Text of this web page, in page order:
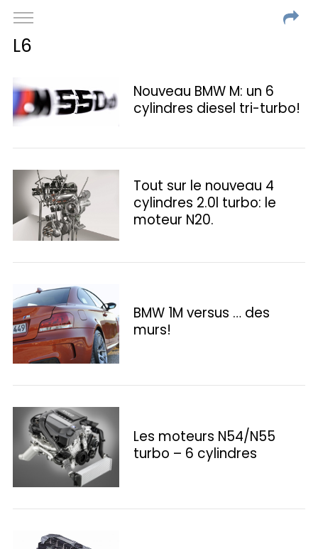
L6
Nouveau BMW M: un 6
cylindres diesel tri-turbo!
Tout sur le nouveau 4
cylindres 2.0l turbo: le
moteur N20.
BMW 1M versus … des
murs!
Les moteurs N54/N55
turbo – 6 cylindres
e